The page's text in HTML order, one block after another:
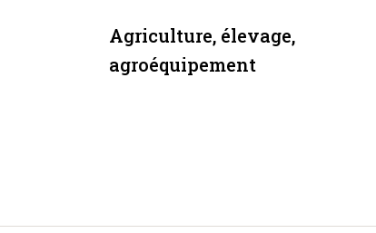
Agriculture, élevage,
agroéquipement